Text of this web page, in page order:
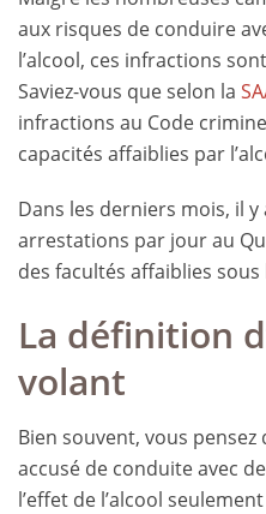
aux risques de conduire
l’alcool, ces infractions
Saviez-vous que selon la
infractions au Code
capacités affaiblies par
Dans les derniers mois, il
arrestations par jour au
des facultés affaiblies sous
La définition
volant
Bien souvent, vous pensez
accusé de conduite avec
l’effet de l’alcool